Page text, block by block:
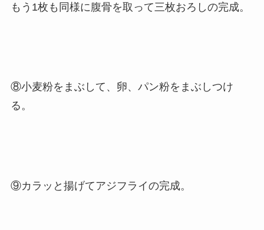
もう1枚も同様に腹骨を取って三枚おろしの完成。
⑧小麦粉をまぶして、卵、パン粉をまぶしつけ
る。
⑨カラッと揚げてアジフライの完成。